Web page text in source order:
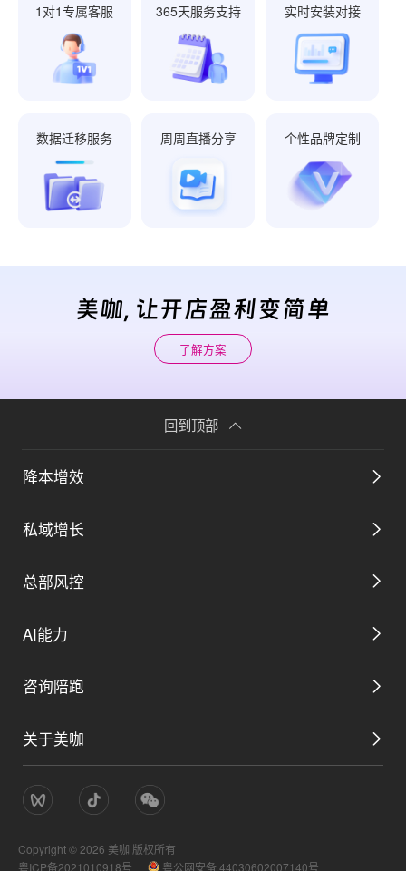
1对1专属客服 365天服务支持 实时安装对接
数据迁移服务 周周直播分享 个性品牌定制
美咖, 让开店盈利变简单
了解方案
回到顶部
降本增效
数字管理后台
私域增长
私域营销解决方案
总部风控
平台用工解决方案
AI巡店解决方案
AI能力
AI总裁助理
AI服务助理
咨询陪跑
AI数字门店总部方案
AI数字门店咨询陪跑
关于美咖
公司简介
管理团队
Copyright © 2026 美咖 版权所有
粤ICP备2021010918号
粤公网安备 44030602007140号